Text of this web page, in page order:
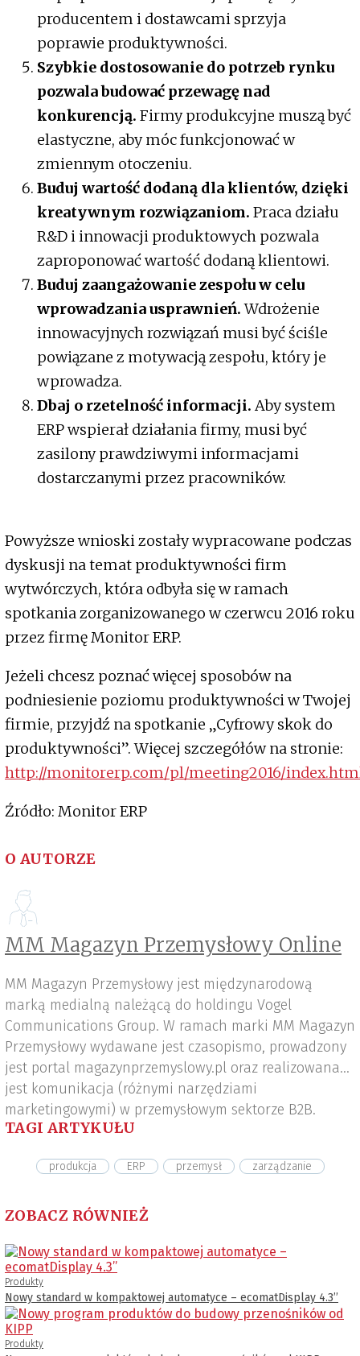
producentem i dostawcami sprzyja
poprawie produktywności.
Szybkie dostosowanie do potrzeb rynku
pozwala budować przewagę nad
konkurencją. Firmy produkcyjne muszą być
elastyczne, aby móc funkcjonować w
zmiennym otoczeniu.
Buduj wartość dodaną dla klientów, dzięki
kreatywnym rozwiązaniom. Praca działu
R&D i innowacji produktowych pozwala
zaproponować wartość dodaną klientowi.
Buduj zaangażowanie zespołu w celu
wprowadzania usprawnień.Wdrożenie
innowacyjnych rozwiązań musi być ściśle
powiązane z motywacją zespołu, który je
wprowadza.
Dbaj o rzetelność informacji. Aby system
ERP wspierał działania firmy, musi być
zasilony prawdziwymi informacjami
dostarczanymi przez pracowników.
Powyższe wnioski zostały wypracowane podczas
dyskusji na temat produktywności firm
wytwórczych, która odbyła się w ramach
spotkania zorganizowanego w czerwcu 2016 roku
przez firmę Monitor ERP.
Jeżeli chcesz poznać więcej sposobów na
podniesienie poziomu produktywności w Twojej
firmie, przyjdź na spotkanie „Cyfrowy skok do
produktywności”. Więcej szczegółów na stronie:
http://monitorerp.com/pl/meeting2016/
Źródło: Monitor ERP
O AUTORZE
MM Magazyn Przemysłowy Online
MM Magazyn Przemysłowy jest międzynarodową
marką medialną należącą do holdingu Vogel
Communications Group. W ramach marki MM Magazyn
Przemysłowy wydawane jest czasopismo, prowadzony
jest portal magazynprzemyslowy.pl oraz realizowana
jest komunikacja (różnymi narzędziami
marketingowymi) w przemysłowym sektorze B2B.
TAGI ARTYKUŁU
produkcja ERP przemysł zarządzanie
ZOBACZ RÓWNIEŻ
Produkty
Nowy standard w kompaktowej automatyce – ecomatDisplay 4.3’’
Produkty